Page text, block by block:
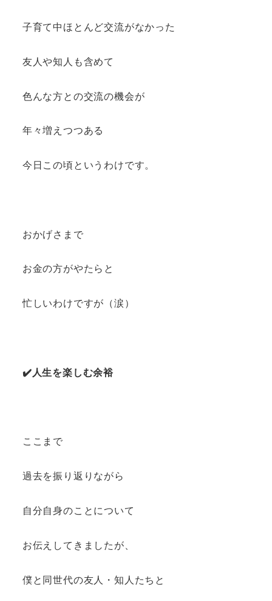
子育て中ほとんど交流がなかった
友人や知人も含めて
色んな方との交流の機会が
年々増えつつある
今日この頃というわけです。
おかげさまで
お金の方がやたらと
忙しいわけですが（涙）
✔️人生を楽しむ余裕
ここまで
過去を振り返りながら
自分自身のことについて
お伝えしてきましたが、
僕と同世代の友人・知人たちと